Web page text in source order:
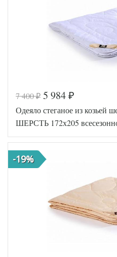
Производитель
АльВиТек
(Россия)
Код товара
Артикул
BP20000000
Ширина х
Длина
172х205 (2-
сп)
Сезонность
Наполнитель
Belpol
7 400₽ 5 984 ₽
Одеяло стеганое из
ШЕРСТЬ 172х205
-19%